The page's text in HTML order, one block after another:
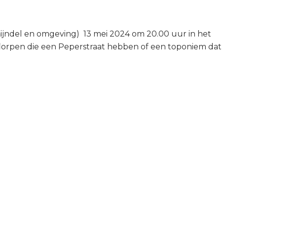
en omgeving) 13 mei 2024 om 20.00 uur in het
die een Peperstraat hebben of een toponiem dat